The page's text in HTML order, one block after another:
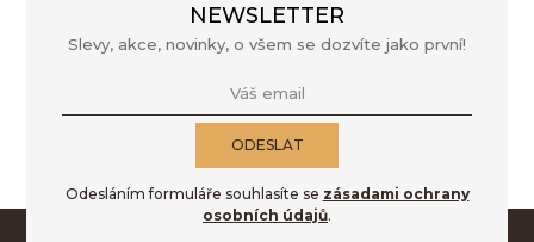
NEWSLETTER
Slevy, akce, novinky, o všem se dozvíte jako první!
Váš email
ODESLAT
Odesláním formuláře souhlasíte se zásadami ochrany
osobních údajů.